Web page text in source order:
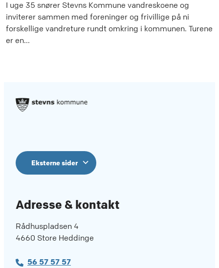
I uge 35 snører Stevns Kommune vandreskoene og
inviterer sammen med foreninger og frivillige på ni
forskellige vandreture rundt omkring i kommunen. Turene
er en...
Eksterne sider
Adresse & kontakt
Rådhuspladsen 4
4660 Store Heddinge
56 57 57 57